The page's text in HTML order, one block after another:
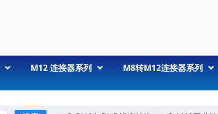
M12 连接器系列 M8转M12连接器系列